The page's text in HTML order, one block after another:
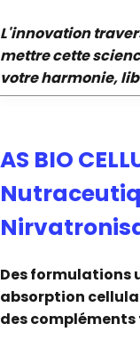
L'innovation
mettre cette
votre harmonie,
AS BIO
Des formulations
absorption
des